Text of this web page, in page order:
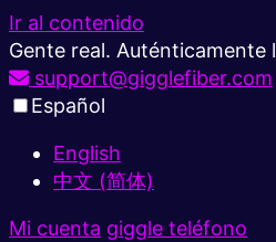
Ir al contenido
Gente real. Auténticamente
support@gigglefiber.com
Español
English
中文 (简体)
Mi cuenta giggle teléfono